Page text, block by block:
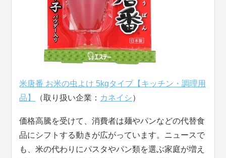
米唐番 お米の虫よけ 5kgタイプ【キッチン・調理用
品】
（取り扱い企業： カネイシ）
価格高騰を受けて、消費者は麺やパンなどの代替食
品にシフトする動きが広がっています。ニュースで
も、米の代わりにパスタやパン類を選ぶ家庭が増え